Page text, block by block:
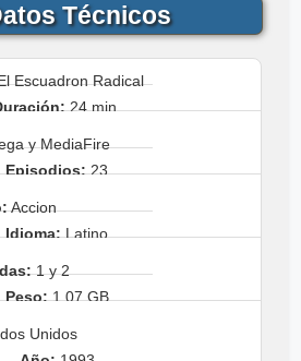
Técnicos
Escuadron Radical
24 min.
y MediaFire
Episodios:23
Accion
Idioma:Latino
1 y 2
Peso:1.07 GB
Unidos